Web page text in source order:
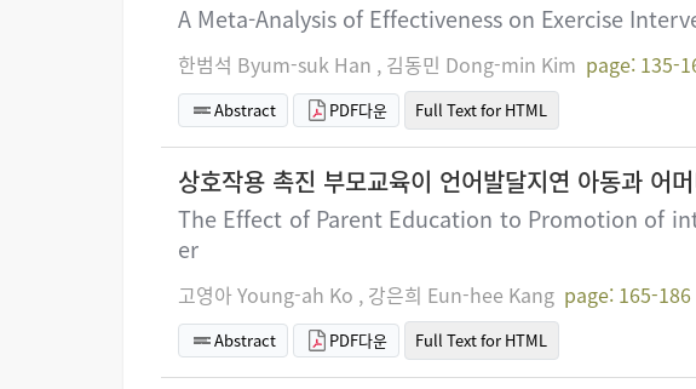
A Meta-Analysis of Effectiveness on Exercise
한범석 Byum-suk Han , 김동민 Dong-min Kim page: 135-
Abstract PDF다운 Full Text for HTML
상호작용 촉진 부모교육이 언어발달지연 아동과 어
The Effect of Parent Education to Promotion of
er
고영아 Young-ah Ko , 강은희 Eun-hee Kang page: 165-186
Abstract PDF다운 Full Text for HTML